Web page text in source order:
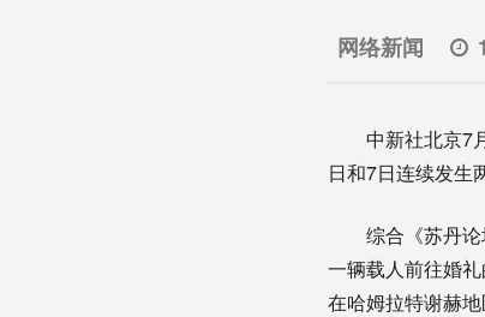
网络新闻
中新社北京7月
日和7日连续发生
综合《苏丹论
一辆载人前往婚
在哈姆拉特谢赫